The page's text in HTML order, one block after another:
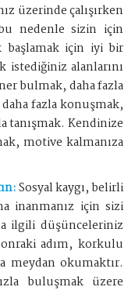
üzerinde çalışırken
nedenle sizin için
için iyi bir
istediğiniz alanlarını
bulmak, daha fazla
fazla konuşmak,
tanışmak. Kendinize
motive kalmanıza
Sosyal kaygı, belirli
inanmanız için sizi
ilgili düşünceleriniz
adım, korkulu
meydan okumaktır.
buluşmak üzere